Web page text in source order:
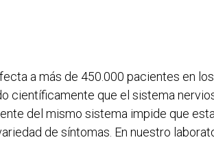
a más de 450.000 pacientes en los
científicamente que el sistema
del mismo sistema impide que
de síntomas. En nuestro